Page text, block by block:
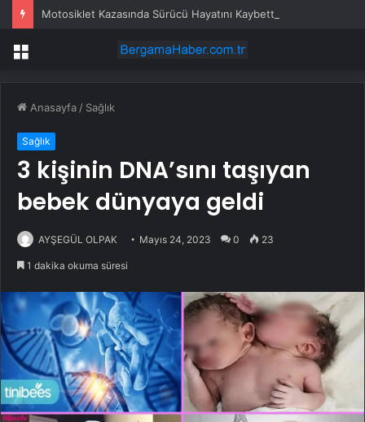
Motosiklet Kazasında Sürücü Hayatını Kaybetti
Menü
Anasayfa / Sağlık
Sağlık
3 kişinin DNA’sını taşıyan
bebek dünyaya geldi
AYŞEGÜL OLPAK Mayıs 24, 2023 0 23
1 dakika okuma süresi